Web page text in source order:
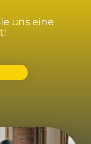
uns eine